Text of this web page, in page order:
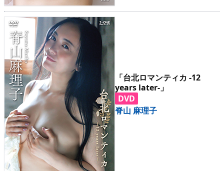
「台北ロマンティカ -12
years later-」
DVD
脊山 麻理子